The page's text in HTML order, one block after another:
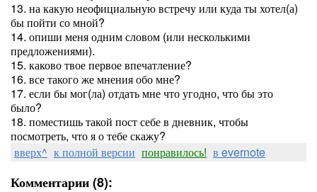
13. на какую неофициальную встречу или куда ты хотел(а)
бы пойти со мной?
14. опиши меня одним словом (или несколькими
предложениями).
15. каково твое первое впечатление?
16. все такого же мнения обо мне?
17. если бы мог(ла) отдать мне что угодно, что бы это
было?
18. поместишь такой пост себе в дневник, чтобы
посмотреть, что я о тебе скажу?
вверх^ к полной версии понравилось! в evernote
Комментарии (8):